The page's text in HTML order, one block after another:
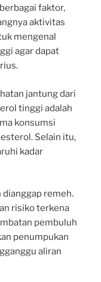
faktor,
aktivitas
mengenal
agar dapat
jantung dari
tinggi adalah
konsumsi
Selain itu,
kadar
remeh.
risiko terkena
pembuluh
penumpukan
aliran